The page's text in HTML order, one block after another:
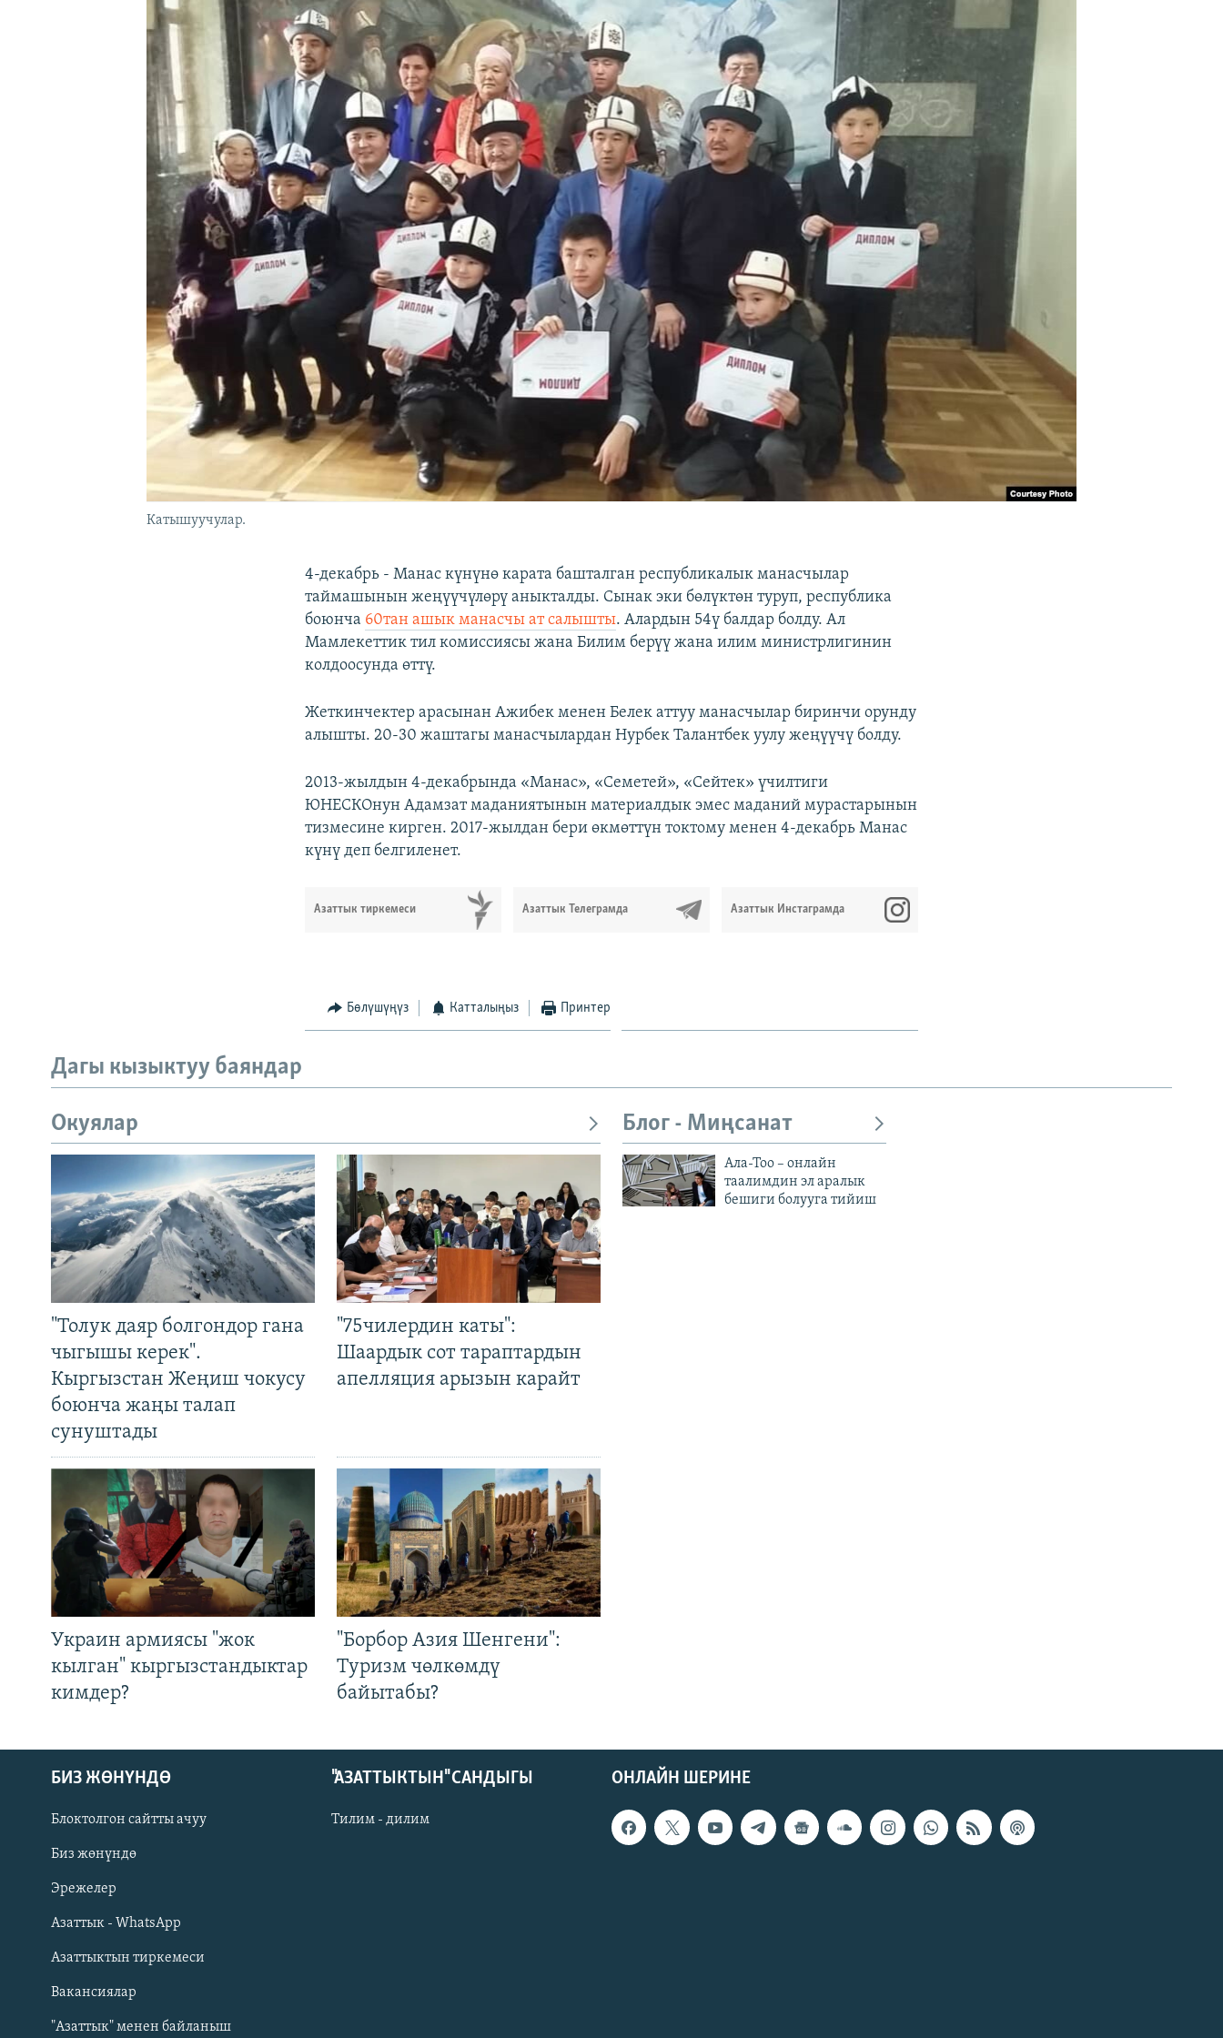
Русский
ОНЛАЙН ШЕРИНЕ
Катышуучулар.
4-декабрь - Манас күнүнө карата башталган республикалык манасчылар
таймашынын жеңүүчүлөрү аныкталды. Сынак эки бөлүктөн туруп, республика
боюнча 60тан ашык манасчы ат салышты. Алардын 54ү балдар болду. Ал
Мамлекеттик тил комиссиясы жана Билим берүү жана илим министрлигинин
колдоосунда өттү.
Жеткинчектер арасынан Ажибек менен Белек аттуу манасчылар биринчи орунду
алышты. 20-30 жаштагы манасчылардан Нурбек Талантбек уулу жеңүүчү болду.
2013-жылдын 4-декабрында «Манас», «Семетей», «Сейтек» үчилтиги
ЮНЕСКОнун Адамзат маданиятынын материалдык эмес маданий мурастарынын
тизмесине кирген. 2017-жылдан бери өкмөттүн токтому менен 4-декабрь Манас
күнү деп белгиленет.
Азаттык тиркемеси Азаттык Телеграмда Азаттык Инстаграмда
Бөлүшүңүз Катталыңыз Принтер
Дагы кызыктуу баяндар
Окуялар
"Толук даяр болгондор гана
чыгышы керек".
Кыргызстан Жеңиш чокусу
боюнча жаңы талап
сунуштады
"75чилердин каты":
Шаардык сот тараптардын
апелляция арызын карайт
Украин армиясы "жок
кылган" кыргызстандыктар
кимдер?
"Борбор Азия Шенгени":
Туризм чөлкөмдү
байытабы?
Блог - Миңсанат
Ала-Тоо – онлайн
таалимдин эл аралык
бешиги болууга тийиш
ОНЛАЙН ШЕРИНЕ
БИЗ ЖӨНҮНДӨ
Блоктолгон сайтты ачуу
Биз жөнүндө
Эрежелер
Азаттык - WhatsApp
Азаттыктын тиркемеси
Вакансиялар
"Азаттык" менен байланыш
"АЗАТТЫКТЫН" САНДЫГЫ
Тилим - дилим